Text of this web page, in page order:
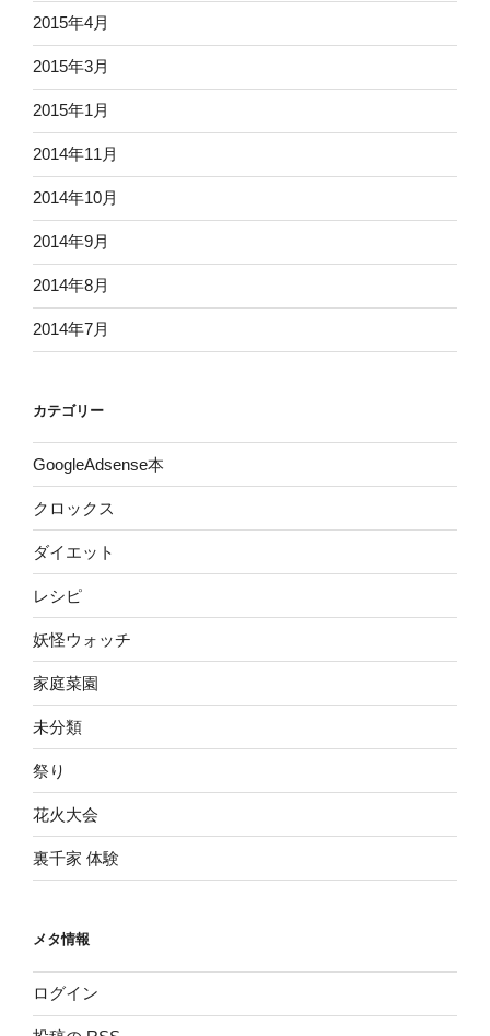
2015年4月
2015年3月
2015年1月
2014年11月
2014年10月
2014年9月
2014年8月
2014年7月
カテゴリー
GoogleAdsense本
クロックス
ダイエット
レシピ
妖怪ウォッチ
家庭菜園
未分類
祭り
花火大会
裏千家 体験
メタ情報
ログイン